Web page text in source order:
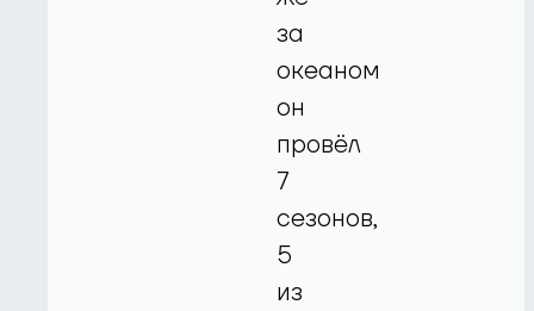
за
океаном
он
провёл
7
сезонов,
5
из